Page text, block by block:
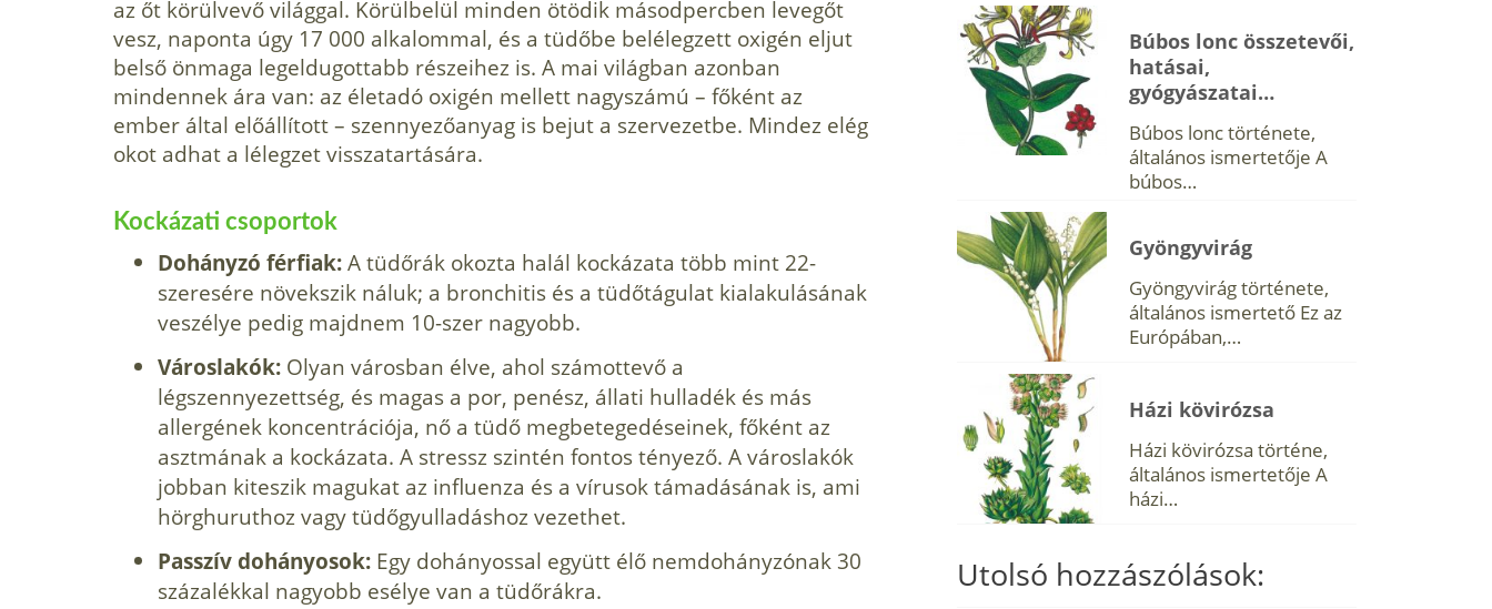
az őt körülvevő világgal. Körülbelül min­den ötödik másodpercben levegőt
vesz, naponta úgy 17 000 alkalommal, és a tüdőbe belélegzett oxigén eljut
belső önmaga legeldugottabb részei­hez is. A mai világban azonban
minden­nek ára van: az életadó oxigén mellett nagyszámú – főként az
ember által előállított – szennyezőanyag is bejut a szervezetbe. Mindez elég
okot adhat a lélegzet visszatartására.
Kockázati csoportok
Dohányzó férfiak:A tüdőrák okozta halál kockázata több mint 22-
szeresére növekszik náluk; a bronchitis és a tüdőtágulat kialakulásának
veszélye pedig majdnem 10-szer nagyobb.
Városlakók: Olyan városban élve, ahol számottevő a
légszennyezettség, és magas a por, penész, állati hulladék és más
allergének koncentrációja, nő a tüdő megbetegedéseinek, főként az
asztmának a kockázata. A stressz szintén fontos tényező. A városlakók
jobban kiteszik magukat az influenza és a vírusok támadásának is, ami
hörghuruthoz vagy tüdőgyulladáshoz vezethet.
Passzív dohányosok: Egy dohányossal együtt élő nemdohányzónak 30
százalékkal nagyobb esélye van a tüdőrákra.
Búbos lonc összetevői,
hatásai,
gyógyászatai…
Búbos lonc története,
általános ismertetője A
búbos…
Gyöngyvirág
Gyöngyvirág története,
általános ismertető Ez az
Európában,…
Házi kövirózsa
Házi kövirózsa történe,
általános ismertetője A
házi…
Utolsó hozzászólások: